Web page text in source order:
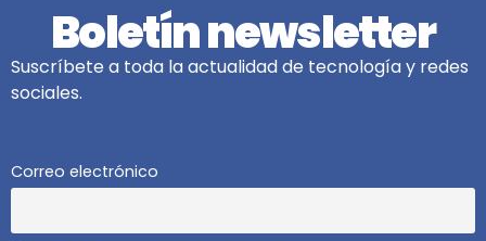
Boletín newsletter
Suscríbete a toda la actualidad de tecnología y redes
sociales.
Correo electrónico